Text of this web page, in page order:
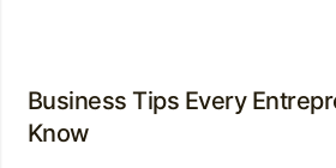
Business Tips Every
Know